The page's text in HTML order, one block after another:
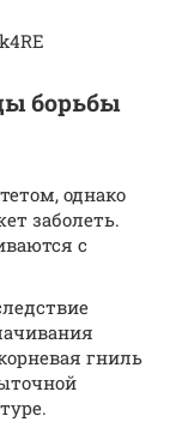
борьбы
однако
заболеть.
с
гниль